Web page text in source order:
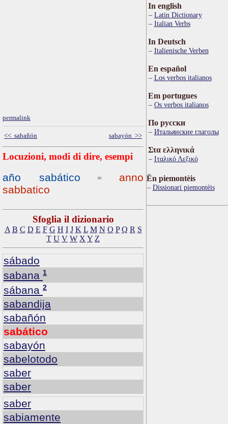
permalink
<< sabañón sabayón >>
Locuzioni, modi di dire, esempi
año sabático = anno
sabbatico
Sfoglia il dizionario
A B C D E F G H I J K L M N O P Q R S
T U V W X Y Z
sábado
sabana 1
sábana 2
sabandija
sabañón
sabático
sabayón
sabelotodo
saber
saber
saber
sabiamente
In english
Latin Dictionary
Italian Verbs
In Deutsch
Italienische Verben
En español
Los verbos italianos
Em portugues
Os verbos italianos
По русски
Итальянские глаголы
Στα ελληνικά
Ιταλικό Λεξικό
Ën piemontèis
Dissionari piemontèis